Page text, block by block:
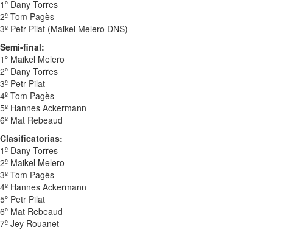
1º Dany Torres
2º Tom Pagès
3º Petr Pilat (Maikel Melero DNS)
Semi-final:
1º Maikel Melero
2º Dany Torres
3º Petr Pilat
4º Tom Pagès
5º Hannes Ackermann
6º Mat Rebeaud
Clasificatorias:
1º Dany Torres
2º Maikel Melero
3º Tom Pagès
4º Hannes Ackermann
5º Petr Pilat
6º Mat Rebeaud
7º Jey Rouanet